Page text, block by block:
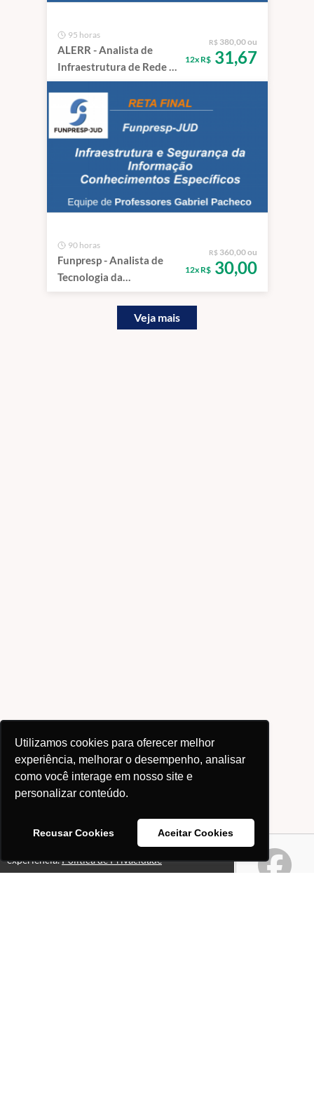
Utilizamos cookies para oferecer melhor
experiência, melhorar o desempenho, analisar
como você interage em nosso site e
personalizar conteúdo.
Recusar Cookies Aceitar Cookies
95 horas
ALERR - Analista de
Infraestrutura de Rede e
Tecnologia da
Informação.
R$ 380,00 ou
12x R$31,67
90 horas
Funpresp - Analista de
Tecnologia da
Informação -
Segurança da
R$ 360,00 ou
12x R$30,00
Veja mais
Este site usa cookies para melhorar sua
experiência.Política de Privacidade
Ok!